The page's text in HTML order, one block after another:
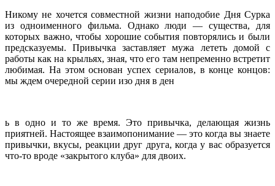
Никому не хочется совместной жизни наподобие Дня Сурка
из одноименного фильма. Однако люди — существа, для
которых важно, чтобы хорошие события повторялись и были
предсказуемы. Привычка заставляет мужа лететь домой с
работы как на крыльях, зная, что его там непременно встретит
любимая. На этом основан успех сериалов, в конце концов:
мы ждем очередной серии изо дня в ден
ь в одно и то же время. Это привычка, делающая жизнь
приятней. Настоящее взаимопонимание — это когда вы знаете
привычки, вкусы, реакции друг друга, когда у вас образуется
что-то вроде «закрытого клуба» для двоих.